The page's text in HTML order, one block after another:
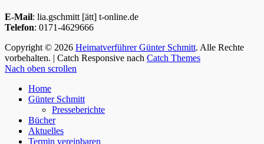
E-Mail: lia.gschmitt [ätt] t-online.de
Telefon: 0171-4629666
Copyright © 2026 Heimatverführer Günter Schmitt. Alle Rechte
vorbehalten. | Catch Responsive nach Catch Themes
Nach oben scrollen
Home
Günter Schmitt
Presseberichte
Bücher
Aktuelles
Termin vereinbaren